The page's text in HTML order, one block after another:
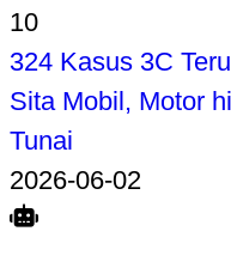
10
324 Kasus 3C
Sita Mobil, Motor
Tunai
2026-06-02